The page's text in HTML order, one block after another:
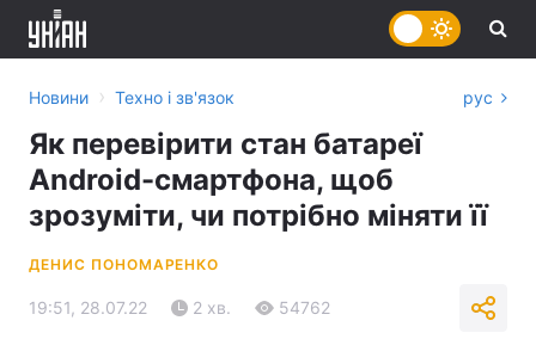
Новини › Техно і зв'язок рус
Як перевірити стан батареї
Android-смартфона, щоб
зрозуміти, чи потрібно міняти її
ДЕНИС ПОНОМАРЕНКО
19:51, 28.07.22 2 хв. 54762